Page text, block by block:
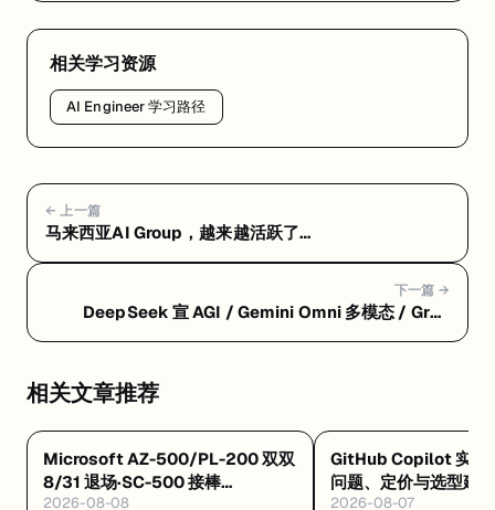
相关学习资源
AI Engineer 学习路径
← 上一篇
马来西亚AI Group，越来越活跃了…
下一篇 →
DeepSeek 宣 AGI / Gemini Omni 多模态 / Grok
相关文章推荐
Microsoft AZ-500/PL-200 双双
8/31 退场·SC-500 接棒
·Databricks GenAI 工程认证解析
2026-08-08
GitHub Copilot 实战
问题、定价与选型建议
2026-08-07